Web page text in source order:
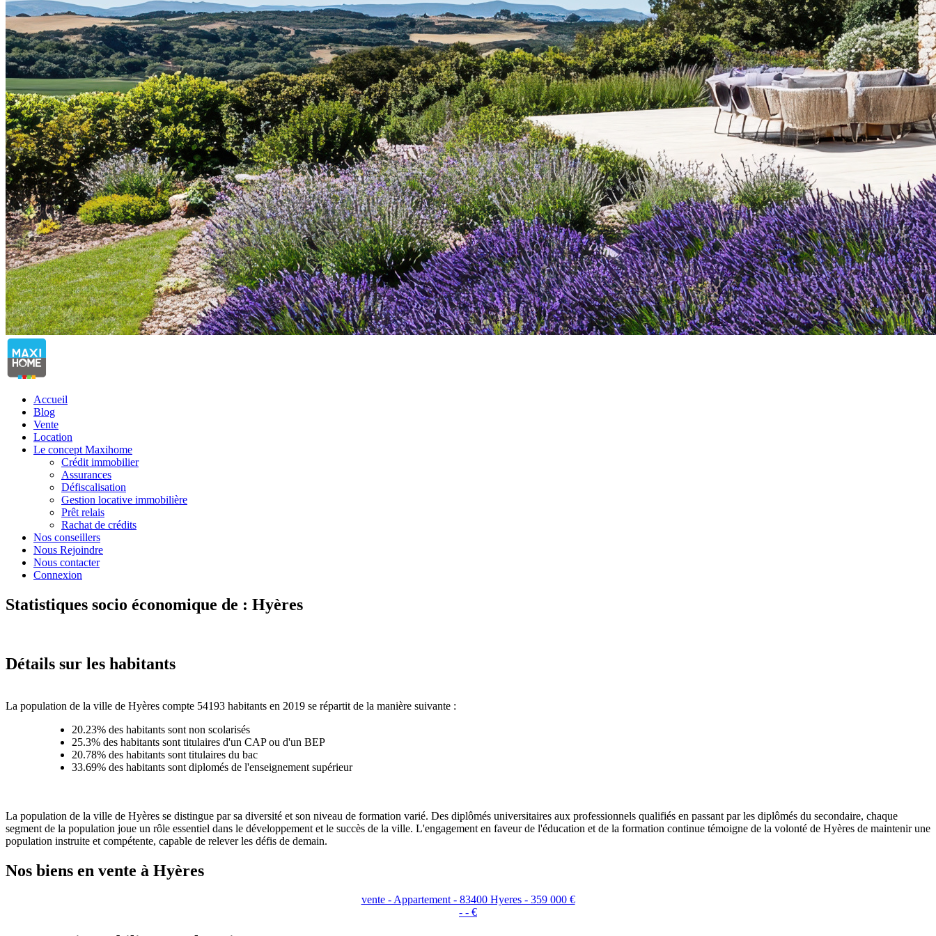
Accueil
Blog
Vente
Location
Le concept Maxihome
Crédit immobilier
Assurances
Défiscalisation
Gestion locative immobilière
Prêt relais
Rachat de crédits
Nos conseillers
Nous Rejoindre
Nous contacter
Connexion
Statistiques socio économique de : Hyères
Détails sur les habitants
La population de la ville de Hyères compte 54193 habitants en 2019 se répartit de la manière suivante :
20.23% des habitants sont non scolarisés
25.3% des habitants sont titulaires d'un CAP ou d'un BEP
20.78% des habitants sont titulaires du bac
33.69% des habitants sont diplomés de l'enseignement supérieur
La population de la ville de Hyères se distingue par sa diversité et son niveau de formation varié. Des diplômés universitaires aux professionnels qualifiés en passant par les diplômés du secondaire, chaque
segment de la population joue un rôle essentiel dans le développement et le succès de la ville. L'engagement en faveur de l'éducation et de la formation continue témoigne de la volonté de Hyères de maintenir une
population instruite et compétente, capable de relever les défis de demain.
Nos biens en vente à Hyères
vente - Appartement - 83400 Hyeres - 359 000 €
- - €